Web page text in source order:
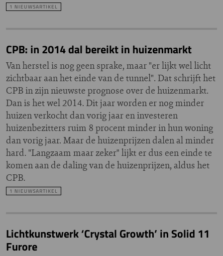
1 NIEUWSARTIKEL
CPB: in 2014 dal bereikt in huizenmarkt
Van herstel is nog geen sprake, maar "er lijkt wel licht
zichtbaar aan het einde van de tunnel". Dat schrijft het
CPB in zijn nieuwste prognose over de huizenmarkt.
Dan is het wel 2014. Dit jaar worden er nog minder
huizen verkocht dan vorig jaar en investeren
huizenbezitters ruim 8 procent minder in hun woning
dan vorig jaar. Maar de huizenprijzen dalen al minder
hard. "Langzaam maar zeker" lijkt er dus een einde te
komen aan de daling van de huizenprijzen, aldus het
CPB.
1 NIEUWSARTIKEL
Lichtkunstwerk ‘Crystal Growth’ in Solid 11
Furore